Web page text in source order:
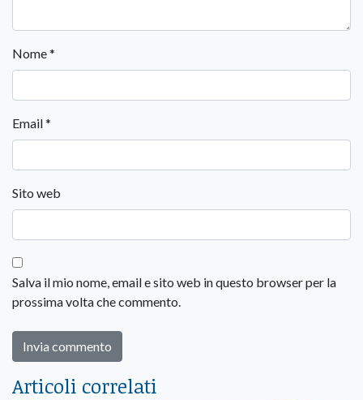
Nome*
Email*
Sito web
Salva il mio nome, email e sito web in questo browser per la
prossima volta che commento.
Articoli correlati